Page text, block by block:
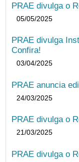
PRAE divulga o
05/05/2025
PRAE divulga
Confira!
03/04/2025
PRAE anuncia
24/03/2025
PRAE divulga o
21/03/2025
PRAE divulga o